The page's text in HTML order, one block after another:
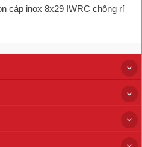
cáp inox 8x29 IWRC chống rỉ